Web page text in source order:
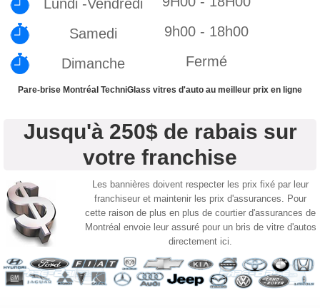
Lundi -Vendredi
Samedi 9h00 - 18h00
Dimanche Fermé
Pare-brise Montréal TechniGlass vitres d'auto au meilleur prix en ligne
Jusqu'à 250$ de rabais sur
votre franchise
Les bannières doivent respecter les prix fixé par leur
franchiseur et maintenir les prix d'assurances. Pour
cette raison de plus en plus de courtier d'assurances de
Montréal envoie leur assuré pour un bris de vitre d'autos
directement ici.